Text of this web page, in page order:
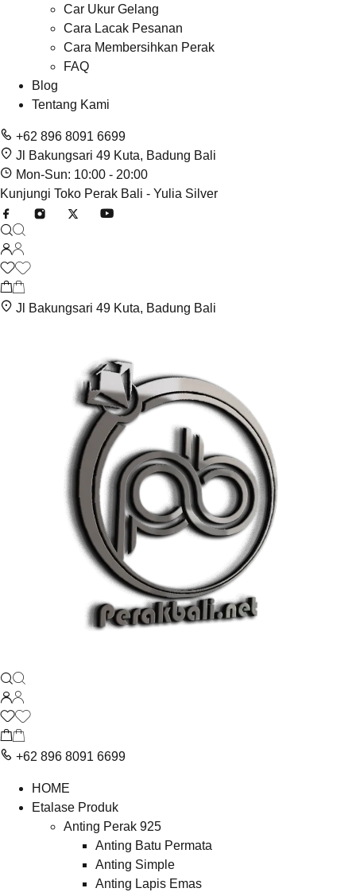
Car Ukur Gelang
Cara Lacak Pesanan
Cara Membersihkan Perak
FAQ
Blog
Tentang Kami
+62 896 8091 6699
Jl Bakungsari 49 Kuta, Badung Bali
Mon-Sun: 10:00 - 20:00
Kunjungi Toko Perak Bali - Yulia Silver
Jl Bakungsari 49 Kuta, Badung Bali
+62 896 8091 6699
HOME
Etalase Produk
Anting Perak 925
Anting Batu Permata
Anting Simple
Anting Lapis Emas